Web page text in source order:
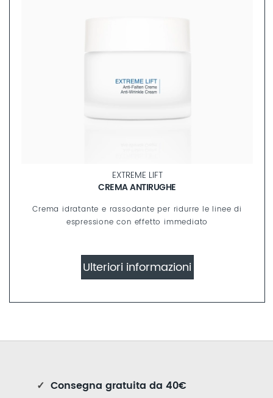
EXTREME LIFT
CREMA ANTIRUGHE
Crema idratante e rassodante per ridurre le linee di
espressione con effetto immediato
Ulteriori informazioni
✓ Consegna gratuita da 40€